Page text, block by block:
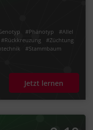
#Phänotyp
#Allel
#Rückkreuzung
#Züchtung
#Stammbaum
Jetzt lernen